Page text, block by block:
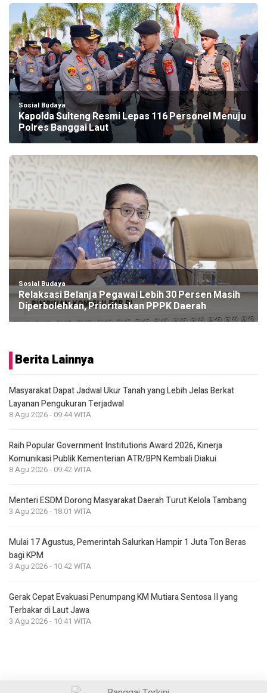
Sosial Budaya
Kapolda Sulteng Resmi Lepas 116 Personel Menuju
Polres Banggai Laut
Sosial Budaya
Relaksasi Belanja Pegawai Lebih 30 Persen Masih
Diperbolehkan, Prioritaskan PPPK Daerah
Berita Lainnya
Masyarakat Dapat Jadwal Ukur Tanah yang Lebih Jelas Berkat
Layanan Pengukuran Terjadwal
8 Agu 2026 - 09:44 WITA
Raih Popular Government Institutions Award 2026, Kinerja
Komunikasi Publik Kementerian ATR/BPN Kembali Diakui
8 Agu 2026 - 09:42 WITA
Menteri ESDM Dorong Masyarakat Daerah Turut Kelola Tambang
3 Agu 2026 - 18:01 WITA
Mulai 17 Agustus, Pemerintah Salurkan Hampir 1 Juta Ton Beras
bagi KPM
3 Agu 2026 - 10:42 WITA
Gerak Cepat Evakuasi Penumpang KM Mutiara Sentosa II yang
Terbakar di Laut Jawa
3 Agu 2026 - 10:41 WITA